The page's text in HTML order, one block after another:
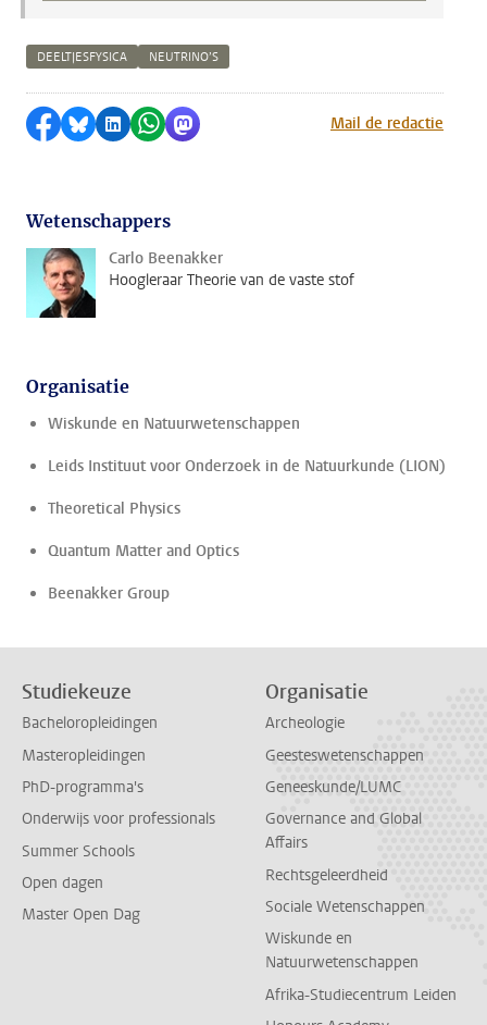
DEELTJESFYSICA NEUTRINO’S
Delen op Facebook
Delen via Bluesky
Delen op LinkedIn
Delen via WhatsApp
Delen via MastodonMail de redactie
Wetenschappers
Carlo Beenakker
Hoogleraar Theorie van de vaste stof
Organisatie
Wiskunde en Natuurwetenschappen
Leids Instituut voor Onderzoek in de Natuurkunde (LION)
Theoretical Physics
Quantum Matter and Optics
Beenakker Group
Studiekeuze
Bacheloropleidingen
Masteropleidingen
PhD-programma's
Onderwijs voor professionals
Summer Schools
Open dagen
Master Open Dag
Organisatie
Archeologie
Geesteswetenschappen
Geneeskunde/LUMC
Governance and Global
Affairs
Rechtsgeleerdheid
Sociale Wetenschappen
Wiskunde en
Natuurwetenschappen
Afrika-Studiecentrum Leiden